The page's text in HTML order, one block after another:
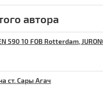
автора
590 10 FOB Rotterdam,
ст. Сары Агач